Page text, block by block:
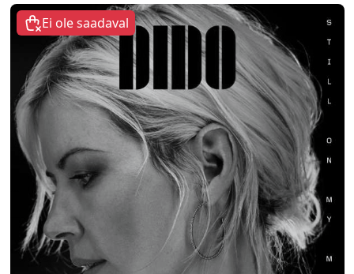
Ei ole saadaval